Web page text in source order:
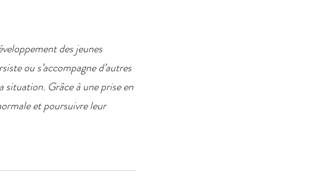
des jeunes
ou s’accompagne d’autres
Grâce à une prise en
et poursuivre leur